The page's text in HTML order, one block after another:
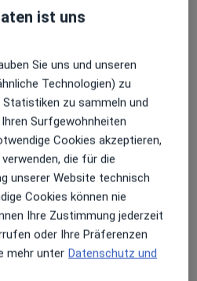
ist uns
Sie uns und unseren
Technologien) zu
zu sammeln und
Surfgewohnheiten
Cookies akzeptieren,
die für die
unserer Website technisch
Cookies können nie
Ihre Zustimmung jederzeit
oder Ihre Präferenzen
mehr unter Datenschutz und